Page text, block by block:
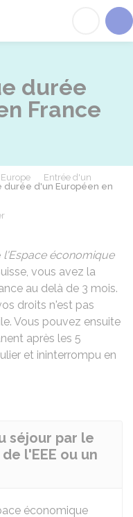
durée
France
Entrée d'un
durée d'un Européen en
l'Espace économique
vous avez la
au delà de 3 mois.
droits n'est pas
Vous pouvez ensuite
après les 5
et ininterrompu en
séjour par le
l'EEE ou un
économique